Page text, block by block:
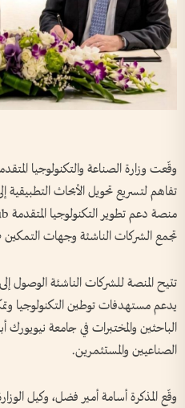
وقّعت وزارة الصناعة والتكنولوجيا
تفاهم لتسريع تحويل الأبحاث
تجمع الشركات الناشئة وجهات التمكين
تتيح المنصة للشركات الناشئة الوصول إلى
يدعم مستهدفات توطين التكنولوجيا
الباحثين والمختبرات في جامعة نيويورك
الصناعيين والمستثمرين.
وقّع المذكرة أسامة أمير فضل، وكيل